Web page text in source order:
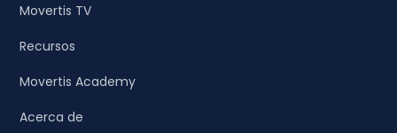
Movertis TV
Recursos
Movertis Academy
Acerca de